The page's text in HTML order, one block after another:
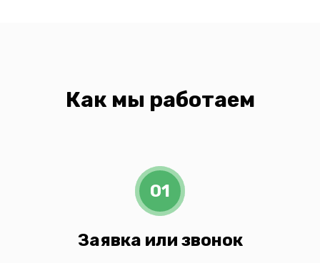
Как мы работаем
01
Заявка или звонок